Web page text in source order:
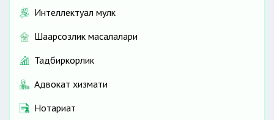
Интеллектуал мулк
Шаҳарсозлик масалалари
Тадбиркорлик
Адвокат хизмати
Нотариат